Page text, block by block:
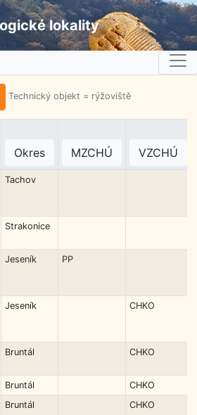
lokality
Technický objekt = rýžoviště
Okres MZCHÚ VZCHÚ
Tachov
Strakonice
Jeseník PP
Jeseník CHKO
Bruntál CHKO
Bruntál
CHKO
Bruntál CHKO